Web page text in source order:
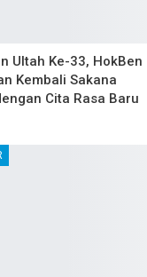
Ultah Ke-33, HokBen
Kembali Sakana
Cita Rasa Baru